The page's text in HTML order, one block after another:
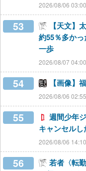
2026/08/06 03:00
53
【天文】
約55％多か
一歩
2026/08/07 04:00
54 【画像】
2026/08/06 02:55
55
週間少年
キャンセル
2026/08/06 14:10
56
若者〈転